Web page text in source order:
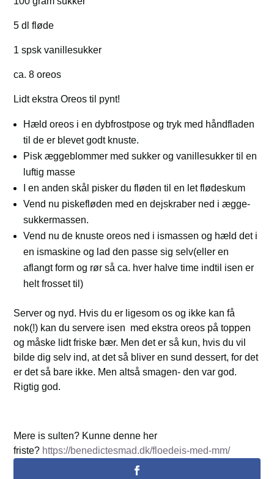
5 dl fløde
1 spsk vanillesukker
ca. 8 oreos
Lidt ekstra Oreos til pynt!
Hæld oreos i en dybfrostpose og tryk med håndfladen
til de er blevet godt knuste.
Pisk æggeblommer med sukker og vanillesukker til en
luftig masse
I en anden skål pisker du fløden til en let flødeskum
Vend nu piskefløden med en dejskraber ned i ægge-
sukkermassen.
Vend nu de knuste oreos ned i ismassen og hæld det i
en ismaskine og lad den passe sig selv(eller en
aflangt form og rør så ca. hver halve time indtil isen er
helt frosset til)
Server og nyd. Hvis du er ligesom os og ikke kan få
nok(!) kan du servere isen med ekstra oreos på toppen
og måske lidt friske bær. Men det er så kun, hvis du vil
bilde dig selv ind, at det så bliver en sund dessert, for det
er det så bare ikke. Men altså smagen- den var god.
Rigtig god.
Mere is sulten? Kunne denne her
friste? https://benedictesmad.dk/floedeis-med-mm/